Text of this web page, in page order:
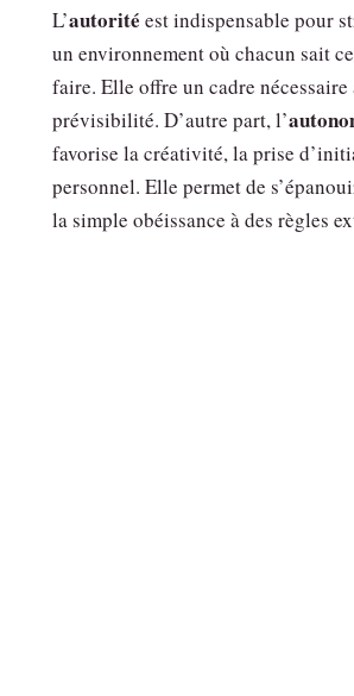
L’autorité est indispensable pour
un environnement où chacun sait
faire. Elle offre un cadre
prévisibilité. D’autre part, l’
favorise la créativité, la prise
personnel. Elle permet de
la simple obéissance à des règles